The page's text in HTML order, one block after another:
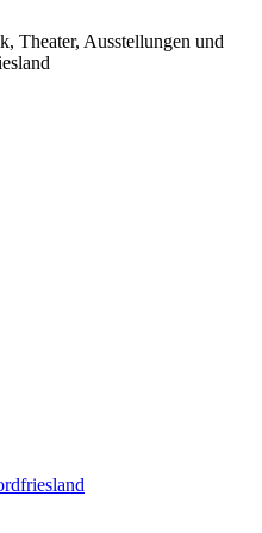
Theater, Ausstellungen und
für Nordfriesland und